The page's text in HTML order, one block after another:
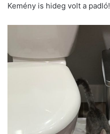
Kemény is hideg volt a padló!